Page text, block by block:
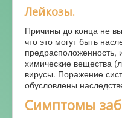
Лейкозы.
Причины до конца не
что это могут быть
химические вещества
вирусы. Поражение
обусловлены
Симптомы